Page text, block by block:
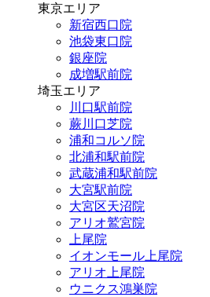
東京エリア
新宿西口院
池袋東口院
銀座院
成増駅前院
埼玉エリア
川口駅前院
蕨川口芝院
浦和コルソ院
北浦和駅前院
武蔵浦和駅前院
大宮駅前院
大宮区天沼院
アリオ鷲宮院
上尾院
イオンモール上尾院
アリオ上尾院
ウニクス鴻巣院